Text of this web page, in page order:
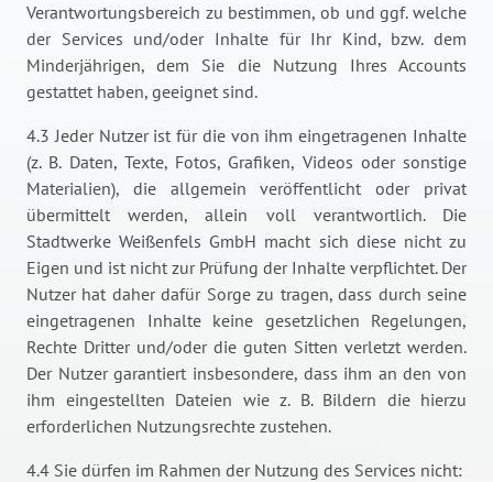
Verantwortungsbereich zu bestimmen, ob und ggf. welche
der Services und/oder Inhalte für Ihr Kind, bzw. dem
Minderjährigen, dem Sie die Nutzung Ihres Accounts
gestattet haben, geeignet sind.
4.3 Jeder Nutzer ist für die von ihm eingetragenen Inhalte
(z. B. Daten, Texte, Fotos, Grafiken, Videos oder sonstige
Materialien), die allgemein veröffentlicht oder privat
übermittelt werden, allein voll verantwortlich. Die
Stadtwerke Weißenfels GmbH macht sich diese nicht zu
Eigen und ist nicht zur Prüfung der Inhalte verpflichtet. Der
Nutzer hat daher dafür Sorge zu tragen, dass durch seine
eingetragenen Inhalte keine gesetzlichen Regelungen,
Rechte Dritter und/oder die guten Sitten verletzt werden.
Der Nutzer garantiert insbesondere, dass ihm an den von
ihm eingestellten Dateien wie z. B. Bildern die hierzu
erforderlichen Nutzungsrechte zustehen.
4.4 Sie dürfen im Rahmen der Nutzung des Services nicht: